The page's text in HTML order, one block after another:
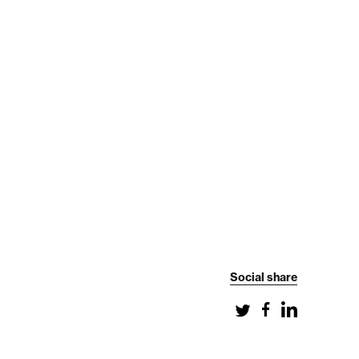
Social share